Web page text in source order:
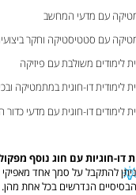
עם מדעי המחשב
עם סטטיסטיקה וחקר
לימודים משולבת עם פיזיקה
לימודית דו-חוגית במתמטיקה
לימודים דו-חוגית עם מדעי כדור
דו-חוגיות עם חוג נוסף
ניתן להתקבל על סמך אחד
הבסיסיים הנדרשים בכל אחת מהן.